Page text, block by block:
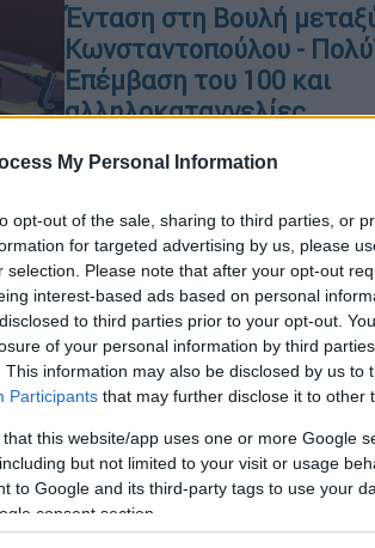
My Personal Information
opt-out of the sale, sharing to third parties, or
for targeted advertising by us, please
selection. Please note that after your opt-out
interest-based ads based on personal
to third parties prior to your opt-out.
of your personal information by third
This information may also be disclosed by us to
Participants that may further disclose it to other
that this website/app uses one or more Google
but not limited to your visit or usage
to Google and its third-party tags to use your
consent section.
Ένταση στη Βουλή
Κωνσταντοπούλου -
Επέμβαση του 100 και
αλληλοκαταγγελίες
Τι συνέβη στο κυλικείο των
αστυνομικών της Βουλής
Πολιτική|30.07.2026 12:08
Αβραμόπουλος:
της άρσης ασυλίας η
Δεοντολογίας της
«Καμία σχέση δεν έχω με
πράξεις» δηλώνει στο
ο ίδιος